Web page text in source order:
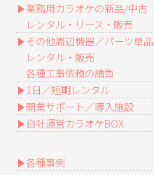
業務用カラオケの新品/中古
レンタル・リース・販売
その他周辺機器／パーツ単品
レンタル・販売
各種工事依頼の請負
1日／短期レンタル
開業サポート／導入施設
自社運営カラオケBOX
各種事例